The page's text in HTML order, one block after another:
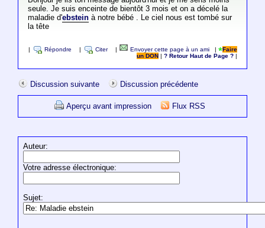
seule. Je suis enceinte de bientôt 3 mois et on a décelé la
maladie d'ebsteinà notre bébé . Le ciel nous est tombé sur
la tête
Répondre Citer Envoyer cette page à un ami |
Faire
un DON
|? Retour Haut de Page ?
Discussion suivante Discussion précédente
Aperçu avant impression Flux RSS
Auteur:
Votre adresse électronique:
Sujet: